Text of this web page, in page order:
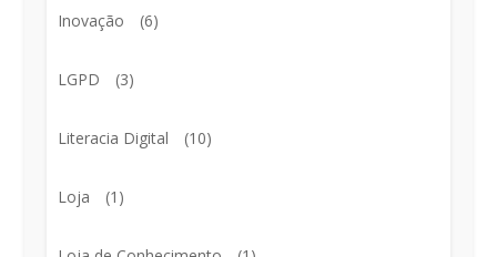
Inovação (6)
LGPD (3)
Literacia Digital (10)
Loja (1)